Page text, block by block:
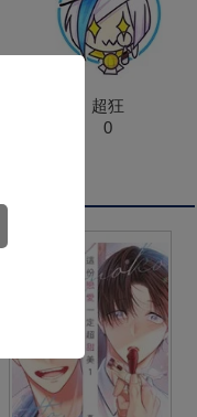
超狂
0